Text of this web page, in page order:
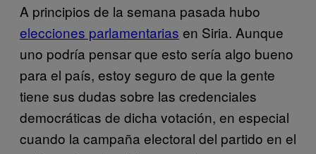
A principios de la semana pasada hubo
elecciones parlamentarias en Siria. Aunque
uno podría pensar que esto sería algo bueno
para el país, estoy seguro de que la gente
tiene sus dudas sobre las credenciales
democráticas de dicha votación, en especial
cuando la campaña electoral del partido en el